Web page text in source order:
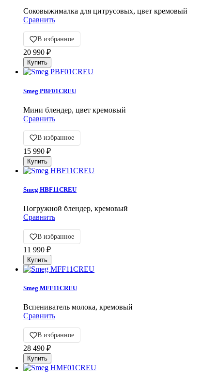
Соковыжималка для цитрусовых, цвет кремовый
Сравнить
В избранное
20 990 ₽
Smeg PBF01CREU
Мини блендер, цвет кремовый
Сравнить
В избранное
15 990 ₽
Smeg HBF11CREU
Погружной блендер, кремовый
Сравнить
В избранное
11 990 ₽
Smeg MFF11CREU
Вспениватель молока, кремовый
Сравнить
В избранное
28 490 ₽